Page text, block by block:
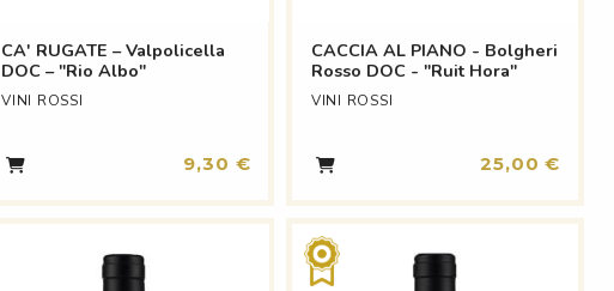
CA' RUGATE – Valpolicella
DOC – "Rio Albo"
VINI ROSSI
9,30 €
CACCIA AL PIANO - Bolgheri
Rosso DOC - "Ruit Hora"
VINI ROSSI
25,00 €